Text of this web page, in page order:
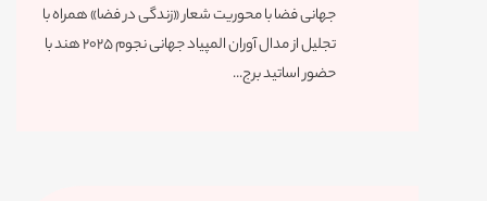
جهانی فضا با محوریت شعار «زندگی در فضا» همراه با
تجلیل از مدال آوران المپیاد جهانی نجوم ۲۰۲۵ هند با
حضور اساتید برج...